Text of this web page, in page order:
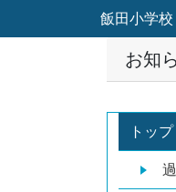
飯田小学校
お知
トップ